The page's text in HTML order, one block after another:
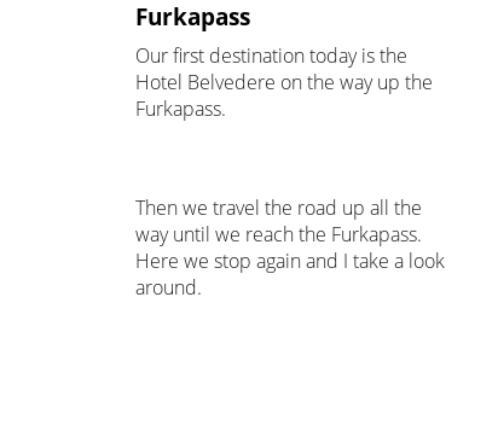
Furkapass
Our first destination today is the
Hotel Belvedere on the way up the
Furkapass.
Then we travel the road up all the
way until we reach the Furkapass.
Here we stop again and I take a look
around.